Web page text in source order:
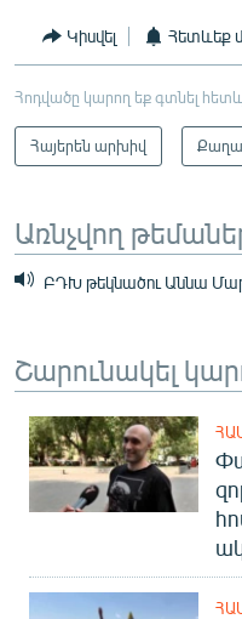
Կիսվել Հետևեք
Հոդվածը կարող եք գտնել
Հայերեն արխիվ
Առնչվող
ԲԴԽ թեկնածու Աննա
Շարունակել